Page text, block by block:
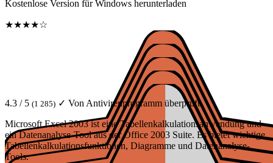
Kostenlose Version für Windows herunterladen
★★★★☆
4.3 / 5 (1 285) ✓ Von Antivirenprogramm überprüft
Microsoft Excel 2003 ist eine Tabellenkalkulationsanwendung und
ein Datenanalyse-Tool aus der Office 2003 Suite. Es bietet wichtige
Tabellenkalkulationsfunktionen, Diagramme und Datenanalyse-
Tools.